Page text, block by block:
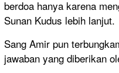
berdoa hanya karena
Sunan Kudus lebih lanjut.
Sang Amir pun
jawaban yang diberikan